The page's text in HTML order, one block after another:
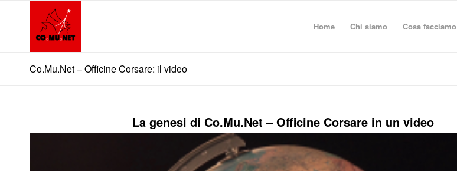
Home Chi siamo Cosa facciamo
Co.Mu.Net – Officine Corsare: il video
La genesi di Co.Mu.Net – Officine Corsare in un video